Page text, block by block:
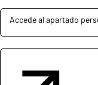
Accede al apartado